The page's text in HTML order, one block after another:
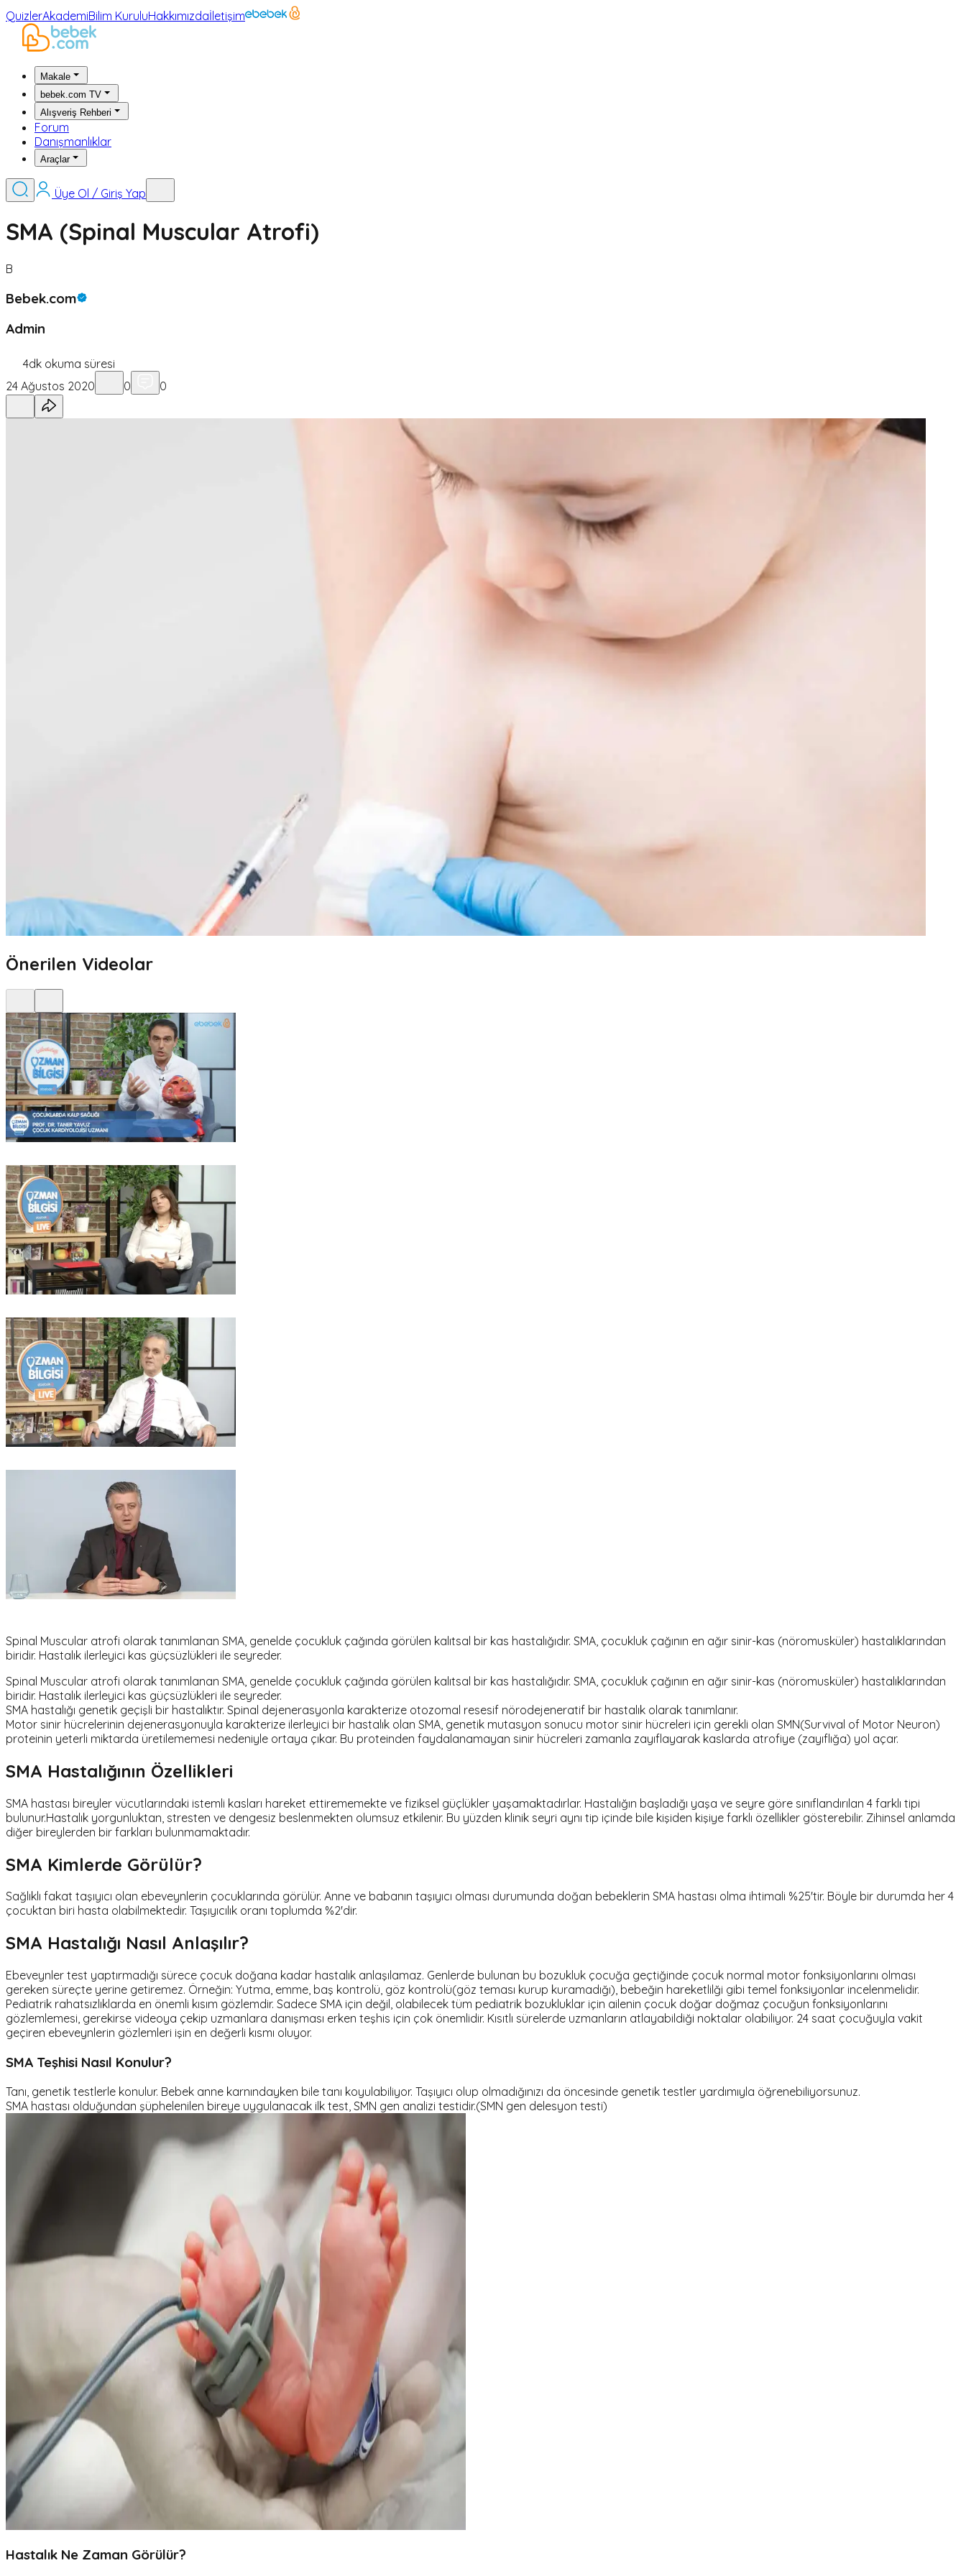
QuizlerAkademiBilim KuruluHakkımızdaİletişim
Makale
bebek.com TV
Alışveriş Rehberi
Forum
Danışmanlıklar
Araçlar
Üye Ol / Giriş Yap
SMA (Spinal Muscular Atrofi)
B
Bebek.com
Admin
4dk okuma süresi
24 Ağustos 2020
0 0
Önerilen Videolar
Spinal Muscular atrofi olarak tanımlanan SMA, genelde çocukluk çağında görülen kalıtsal bir kas hastalığıdır. SMA, çocukluk çağının en ağır sinir-kas (nöromusküler) hastalıklarından
biridir. Hastalık ilerleyici kas güçsüzlükleri ile seyreder.
Spinal Muscular atrofi olarak tanımlanan SMA, genelde çocukluk çağında görülen kalıtsal bir kas hastalığıdır. SMA, çocukluk çağının en ağır sinir-kas (nöromusküler) hastalıklarından
biridir. Hastalık ilerleyici kas güçsüzlükleri ile seyreder.
SMA hastalığı genetik geçişli bir hastalıktır. Spinal dejenerasyonla karakterize otozomal resesif nörodejeneratif bir hastalık olarak tanımlanır.
Motor sinir hücrelerinin dejenerasyonuyla karakterize ilerleyici bir hastalık olan SMA, genetik mutasyon sonucu motor sinir hücreleri için gerekli olan SMN(Survival of Motor Neuron)
proteinin yeterli miktarda üretilememesi nedeniyle ortaya çıkar. Bu proteinden faydalanamayan sinir hücreleri zamanla zayıflayarak kaslarda atrofiye (zayıflığa) yol açar.
SMA Hastalığının Özellikleri
SMA hastası bireyler vücutlarındaki istemli kasları hareket ettirememekte ve fiziksel güçlükler yaşamaktadırlar. Hastalığın başladığı yaşa ve seyre göre sınıflandırılan 4 farklı tipi
bulunur.Hastalık yorgunluktan, stresten ve dengesiz beslenmekten olumsuz etkilenir. Bu yüzden klinik seyri aynı tip içinde bile kişiden kişiye farklı özellikler gösterebilir. Zihinsel anlamda
diğer bireylerden bir farkları bulunmamaktadır.
SMA Kimlerde Görülür?
Sağlıklı fakat taşıyıcı olan ebeveynlerin çocuklarında görülür. Anne ve babanın taşıyıcı olması durumunda doğan bebeklerin SMA hastası olma ihtimali %25'tir. Böyle bir durumda her 4
çocuktan biri hasta olabilmektedir. Taşıyıcılık oranı toplumda %2'dir.
SMA Hastalığı Nasıl Anlaşılır?
Ebeveynler test yaptırmadığı sürece çocuk doğana kadar hastalık anlaşılamaz. Genlerde bulunan bu bozukluk çocuğa geçtiğinde çocuk normal motor fonksiyonlarını olması
gereken süreçte yerine getiremez. Örneğin: Yutma, emme, baş kontrolü, göz kontrolü(göz teması kurup kuramadığı), bebeğin hareketlilği gibi temel fonksiyonlar incelenmelidir.
Pediatrik rahatsızlıklarda en önemli kısım gözlemdir. Sadece SMA için değil, olabilecek tüm pediatrik bozukluklar için ailenin çocuk doğar doğmaz çocuğun fonksiyonlarını
gözlemlemesi, gerekirse videoya çekip uzmanlara danışması erken teşhis için çok önemlidir. Kısıtlı sürelerde uzmanların atlayabildiği noktalar olabiliyor. 24 saat çocuğuyla vakit
geçiren ebeveynlerin gözlemleri işin en değerli kısmı oluyor.
SMA Teşhisi Nasıl Konulur?
Tanı, genetik testlerle konulur. Bebek anne karnındayken bile tanı koyulabiliyor. Taşıyıcı olup olmadığınızı da öncesinde genetik testler yardımıyla öğrenebiliyorsunuz.
SMA hastası olduğundan şüphelenilen bireye uygulanacak ilk test, SMN gen analizi testidir.(SMN gen delesyon testi)
Hastalık Ne Zaman Görülür?